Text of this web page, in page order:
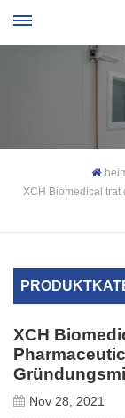
XCH Biomedical
XCH
Nov 28, 2021